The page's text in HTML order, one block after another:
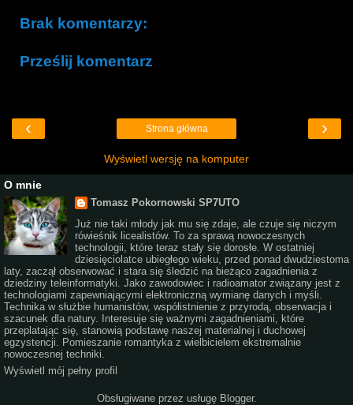
Brak komentarzy:
Prześlij komentarz
‹ ›
Strona główna
Wyświetl wersję na komputer
O mnie
Tomasz Pokornowski SP7UTO
Już nie taki młody jak mu się zdaje, ale czuje się niczym
rówieśnik licealistów. To za sprawą nowoczesnych
technologii, które teraz stały się dorosłe. W ostatniej
dziesięciolatce ubiegłego wieku, przed ponad dwudziestoma
laty, zaczął obserwować i stara się śledzić na bieżąco zagadnienia z
dziedziny teleinformatyki. Jako zawodowiec i radioamator związany jest z
technologiami zapewniającymi elektroniczną wymianę danych i myśli.
Technika w służbie humanistów, współistnienie z przyrodą, obserwacja i
szacunek dla natury. Interesuje się ważnymi zagadnieniami, które
przeplatając się, stanowią podstawę naszej materialnej i duchowej
egzystencji. Pomieszanie romantyka z wielbicielem ekstremalnie
nowoczesnej techniki.
Wyświetl mój pełny profil
Obsługiwane przez usługę Blogger.